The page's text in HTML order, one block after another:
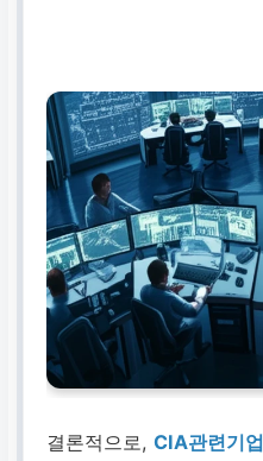
결론적으로,CIA관련기업